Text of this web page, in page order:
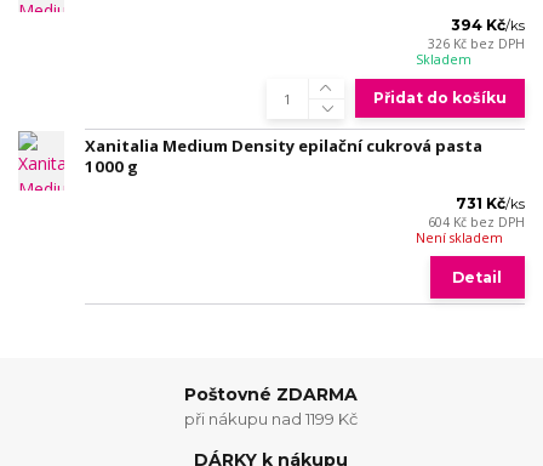
394 Kč/ks
326 Kč bez DPH
Skladem
Přidat do košíku
Xanitalia Medium Density epilační cukrová pasta
1000 g
731 Kč/ks
604 Kč bez DPH
Není skladem
Detail
Poštovné ZDARMA
při nákupu nad 1199 Kč
DÁRKY k nákupu